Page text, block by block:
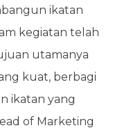
ikatan
kegiatan telah
utamanya
kuat, berbagi
ikatan yang
of Marketing